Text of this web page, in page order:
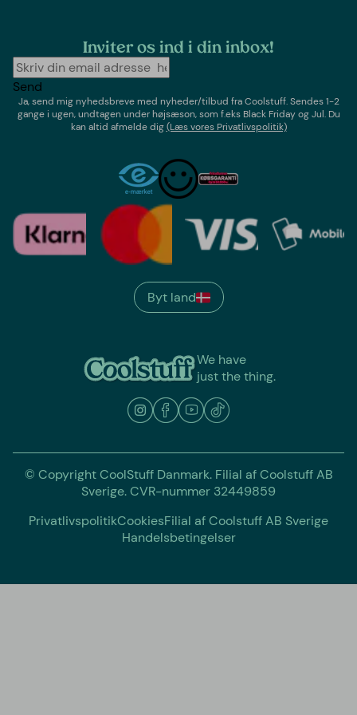
Inviter os ind i din inbox!
Send
Ja, send mig nyhedsbreve med nyheder/tilbud fraCoolstuff. Sendes 1-2
gange i ugen,undtagen under højsæson, som f.eks Black Friday og Jul. Du
kan altid afmelde dig(Læs vores Privatlivspolitik)
We have
just the thing.
Byt land
© Copyright CoolStuff Danmark. Filial af Coolstuff AB
Sverige. CVR-nummer 32449859
PrivatlivspolitikCookiesFilial af Coolstuff AB Sverige
Handelsbetingelser